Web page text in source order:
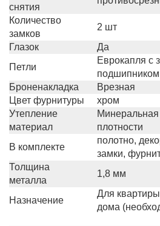
снятия
Количество
замков
2 шт
Глазок
Да
Петли
Еврокапля с
подшипником
Броненакладка
Врезная
Цвет фурнитуры
хром
Утепление
материал
плотности
В комплекте
полотно,
замки,
Толщина
металла
1,8 мм
Назначение
Для
дома